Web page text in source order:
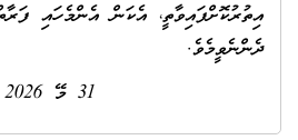
އިތުރުކޮށްފައިވާތީ، އެކަން އެންމެހައި
ދެންނެވީމެވެ.
31 މޭ 2026